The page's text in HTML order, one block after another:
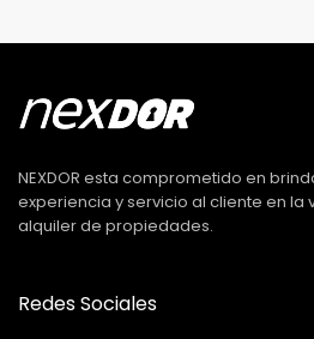
NEXDOR esta comprometido en
experiencia y servicio al cliente en la
alquiler de propiedades.
Redes Sociales